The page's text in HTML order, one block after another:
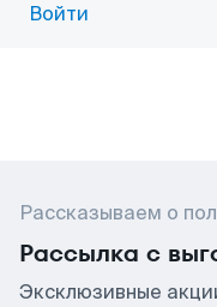
Войти
Рассказываем о
Рассылка с
Эксклюзивные